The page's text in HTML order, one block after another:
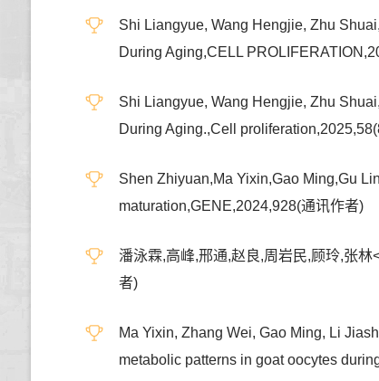
Shi Liangyue, Wang Hengjie, Zhu
During Aging,CELL
Shi Liangyue, Wang Hengjie, Zhu
During Aging.,Cell
Shen Zhiyuan,Ma Yixin,Gao Ming,Gu
maturation,GENE,2024,928(通讯作者)
潘泳霖,高峰,邢通,赵良,周岩民,顾玲,张
者)
Ma Yixin, Zhang Wei, Gao Ming, Li
metabolic patterns in goat oocytes